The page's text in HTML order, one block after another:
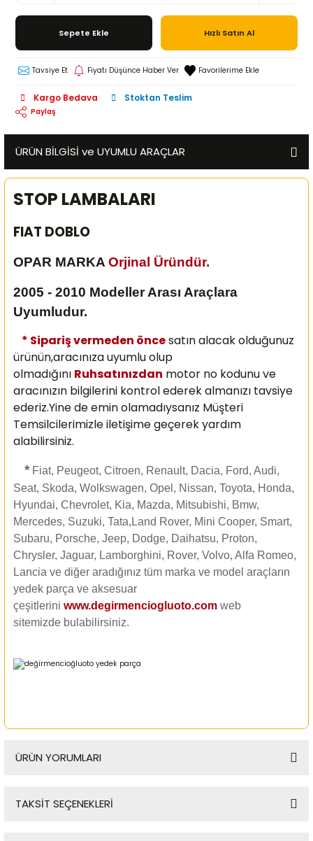
Sepete Ekle Hızlı Satın Al
Tavsiye Et Fiyatı Düşünce Haber Ver
Kargo Bedava Stoktan Teslim
Paylaş
ÜRÜN BİLGİSİ ve UYUMLU ARAÇLAR
STOP LAMBALARI
FIAT DOBLO
OPAR MARKA Orjinal Üründür.
2005 - 2010 Modeller Arası Araçlara
Uyumludur.
* Sipariş vermeden öncesatın alacak olduğunuz
ürünün,aracınıza uyumlu olup
olmadığını Ruhsatınızdan motor no kodunu ve
aracınızın bilgilerini kontrol ederek almanızı tavsiye
ederiz.Yine de emin olamadıysanız Müşteri
Temsilcilerimizle iletişime geçerek yardım
alabilirsiniz.
* Fiat, Peugeot, Citroen, Renault, Dacia, Ford, Audi,
Seat, Skoda, Wolkswagen, Opel, Nissan, Toyota, Honda,
Hyundai, Chevrolet, Kia, Mazda, Mitsubishi, Bmw,
Mercedes, Suzuki, Tata,Land Rover, Mini Cooper, Smart,
Subaru, Porsche, Jeep, Dodge, Daihatsu, Proton,
Chrysler, Jaguar, Lamborghini, Rover, Volvo, Alfa Romeo,
Lancia ve diğer aradığınız tüm marka ve model araçların
yedek parça ve aksesuar
çeşitlerini www.degirmenciogluoto.com web
sitemizde bulabilirsiniz.
ÜRÜN YORUMLARI
TAKSİT SEÇENEKLERİ